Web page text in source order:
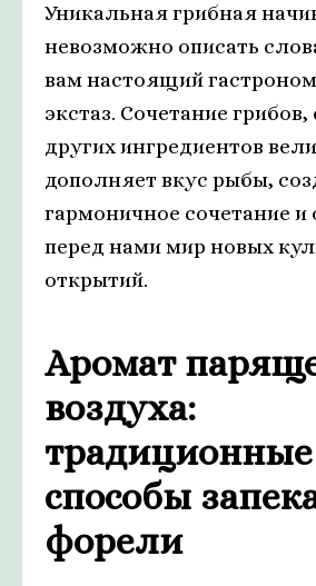
Уникальная грибная
невозможно описать
вам настоящий
экстаз. Сочетание
других ингредиентов
дополняет вкус рыбы,
гармоничное сочетание и
перед нами мир новых
открытий.
Аромат
воздуха:
традиционные
способы
форели